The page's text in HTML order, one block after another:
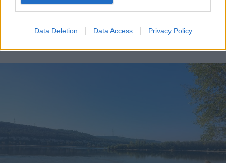
Data Deletion Data Access Privacy Policy
A rovat további cikkei